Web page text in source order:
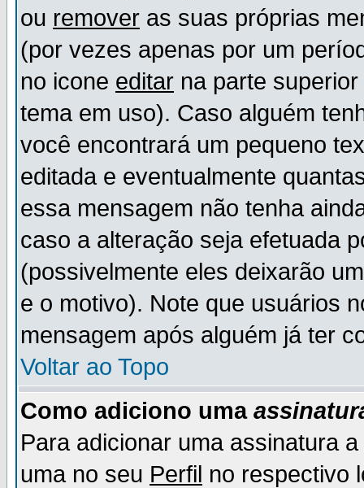
ou remover as suas próprias
(por vezes apenas por um
no icone editar na parte
tema em uso). Caso alguém
você encontrará um pequeno
editada e eventualmente
essa mensagem não tenha
caso a alteração seja efetuada
(possivelmente eles deixarão
e o motivo). Note que usuários
mensagem após alguém já ter
Voltar ao Topo
Como adiciono uma
Para adicionar uma assinatura
uma no seu Perfil no respectivo